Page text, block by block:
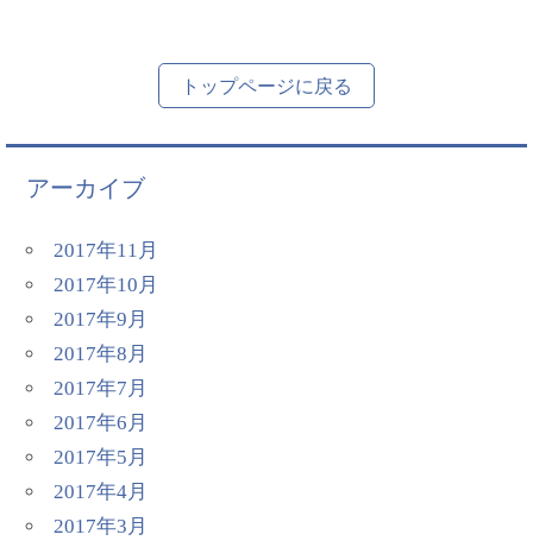
トップページに戻る
アーカイブ
2017年11月
2017年10月
2017年9月
2017年8月
2017年7月
2017年6月
2017年5月
2017年4月
2017年3月